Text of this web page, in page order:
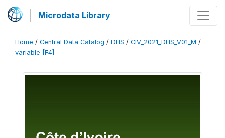
Microdata Library
Home / Central Data Catalog / DHS / CIV_2021_DHS_V01_M /
variable [F4]